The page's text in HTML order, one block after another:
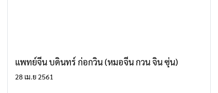
แพทย์จีน บดินทร์ ก่อกวิน (หมอจีน กวน จิน ซุ่น)
28 เม.ย 2561